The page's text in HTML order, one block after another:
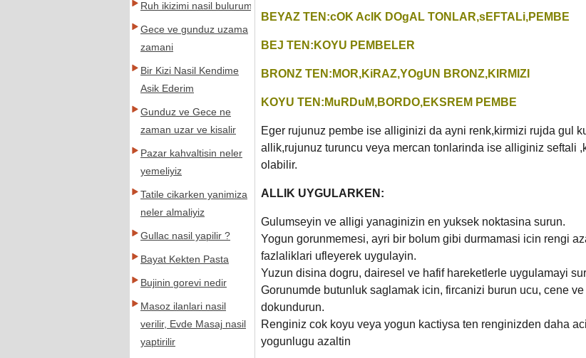
BEYAZ TEN:cOK AcIK DOgAL TONLAR,sEFTALi,PEMBE
BEJ TEN:KOYU PEMBELER
BRONZ TEN:MOR,KiRAZ,YOgUN BRONZ,KIRMIZI
KOYU TEN:MuRDuM,BORDO,EKSREM PEMBE
Eger rujunuz pembe ise alliginizi da ayni renk,kirmizi rujda gul
allik,rujunuz turuncu veya mercan tonlarinda ise alliginiz seftali
olabilir.
ALLIK UYGULARKEN:
Gulumseyin ve alligi yanaginizin en yuksek noktasina surun.
Yogun gorunmemesi, ayri bir bolum gibi durmamasi icin rengi
fazlaliklari ufleyerek uygulayin.
Yuzun disina dogru, dairesel ve hafif hareketlerle uygulamayi
Gorunumde butunluk saglamak icin, fircanizi burun ucu, cene
dokundurun.
Renginiz cok koyu veya yogun kactiysa ten renginizden daha
yogunlugu azaltin
Ruh ikizimi nasil bulurum
Gece ve gunduz uzama
zamani
Bir Kizi Nasil Kendime
Asik Ederim
Gunduz ve Gece ne
zaman uzar ve kisalir
Pazar kahvaltisin neler
yemeliyiz
Tatile cikarken yanimiza
neler almaliyiz
Gullac nasil yapilir ?
Bayat Kekten Pasta
Bujinin gorevi nedir
Masoz ilanlari nasil
verilir, Evde Masaj nasil
yaptirilir